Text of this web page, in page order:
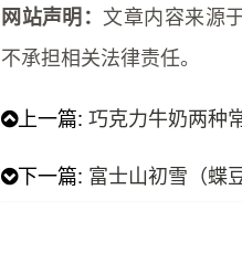
网站声明： 文章内容来源
不承担相关法律责任。
上一篇:巧克力牛奶两种
下一篇: 富士山初雪（蝶